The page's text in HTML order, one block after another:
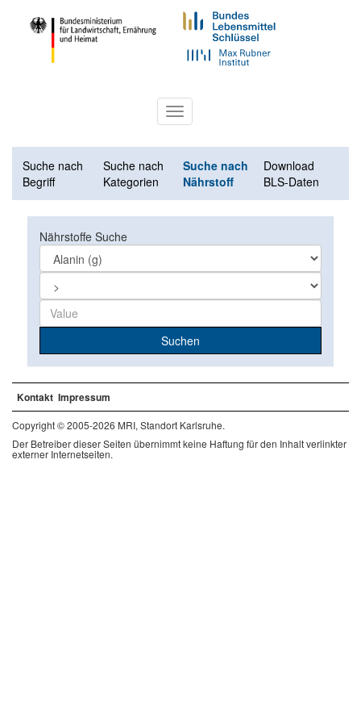
Toggle
navigation
Suche nach
Begriff
Suche nach
Kategorien
Suche nach
Nährstoff
Download
BLS-Daten
Nährstoffe Suche
Suchen
Kontakt Impressum
Copyright © 2005-2026 MRI, Standort Karlsruhe.
Der Betreiber dieser Seiten übernimmt keine Haftung für den Inhalt verlinkter
externer Internetseiten.